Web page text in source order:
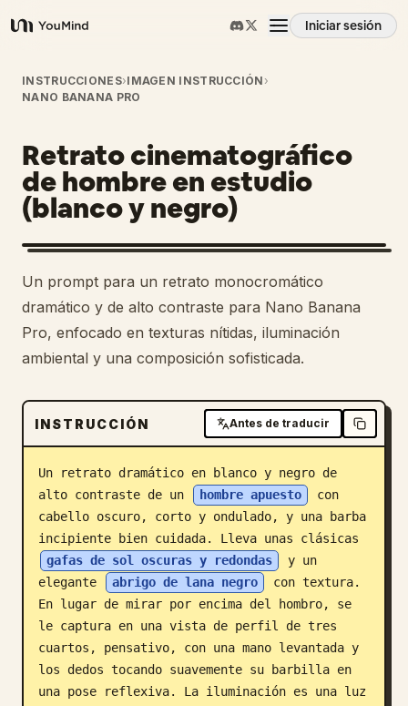
YouMind
Iniciar sesión
Resumen
Habilidades
Prompts
Precios
Blog
Actualizaciones
INSTRUCCIONES›IMAGEN INSTRUCCIÓN ›
NANO BANANA PRO
Retrato cinematográfico
de hombre en estudio
(blanco y negro)
Un prompt para un retrato monocromático
dramático y de alto contraste para Nano Banana
Pro, enfocado en texturas nítidas, iluminación
ambiental y una composición sofisticada.
INSTRUCCIÓN Antes de traducir
Un retrato dramático en blanco y negro de
alto contraste de un
hombre apuesto
con
cabello oscuro, corto y ondulado, y una barba
incipiente bien cuidada. Lleva unas clásicas
gafas de sol oscuras y redondas
y un
elegante
abrigo de lana negro
con textura.
En lugar de mirar por encima del hombro, se
le captura en una vista de perfil de tres
cuartos, pensativo, con una mano levantada y
los dedos tocando suavemente su barbilla en
una pose reflexiva. La iluminación es una luz